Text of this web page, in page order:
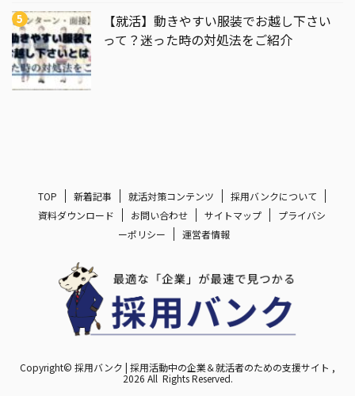
【就活】動きやすい服装でお越し下さい
って？迷った時の対処法をご紹介
TOP 新着記事 就活対策コンテンツ
採用バンクについて
資料ダウンロード
お問い合わせ サイトマップ
プライバシ
ーポリシー
運営者情報
Copyright© 採用バンク | 採用活動中の企業＆就活者のための支援サイト ,
2026 All Rights Reserved.